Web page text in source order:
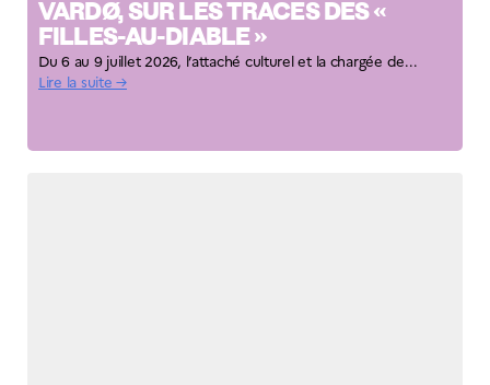
VARDØ, SUR LES TRACES DES «
FILLES-AU-DIABLE »
Du 6 au 9 juillet 2026, l’attaché culturel et la chargée de...
Lire la suite →